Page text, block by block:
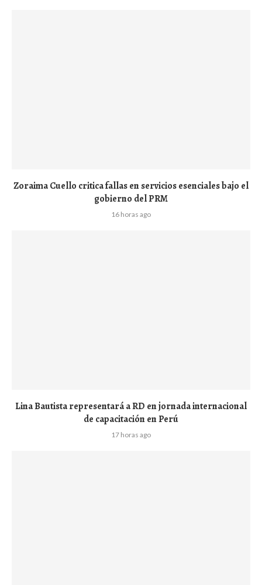
Zoraima Cuello critica fallas en servicios esenciales bajo el
gobierno del PRM
16 horas ago
Lina Bautista representará a RD en jornada internacional
de capacitación en Perú
17 horas ago